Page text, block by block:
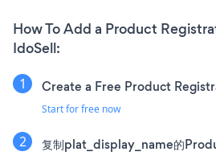
How To Add a Product
IdoSell:
Create a Free Product
Start for free now
复制plat_display_name的